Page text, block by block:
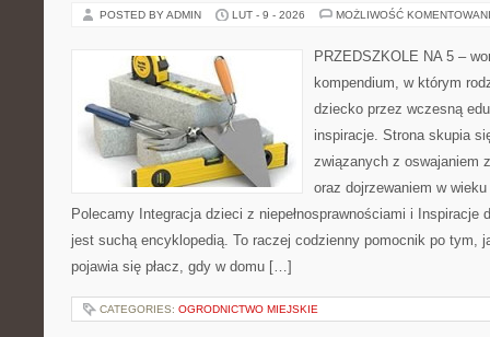
POSTED BY ADMIN LUT - 9 - 2026 MOŻLIWOŚĆ
PRZEDSZKOLE NA 5 –
kompendium, w którym
dziecko przez wczesną
inspiracje. Strona skupia
związanych z oswajaniem
oraz dojrzewaniem w
Polecamy Integracja dzieci z niepełnosprawnościami i Inspiracje
jest suchą encyklopedią. To raczej codzienny pomocnik po tym,
pojawia się płacz, gdy w domu […]
CATEGORIES: OGRODNICTWO MIEJSKIE